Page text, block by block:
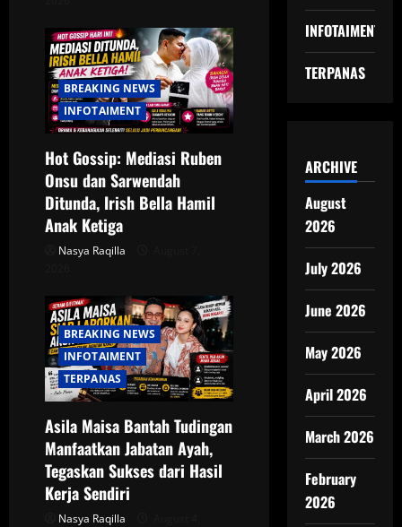
BREAKING NEWS
INFOTAIMENT
Hot Gossip: Mediasi Ruben
Onsu dan Sarwendah
Ditunda, Irish Bella Hamil
Anak Ketiga
Nasya Raqilla
BREAKING NEWS
INFOTAIMENT
TERPANAS
Asila Maisa Bantah Tudingan
Manfaatkan Jabatan Ayah,
Tegaskan Sukses dari Hasil
Kerja Sendiri
Nasya Raqilla
INFOTAIMENT
TERPANAS
ARCHIVE
August
2026
July 2026
June 2026
May 2026
April 2026
March 2026
February
2026